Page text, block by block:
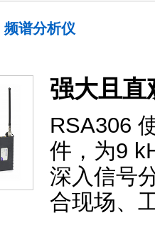
谱分析仪
强大且直
RSA306
件，为9
深入信号
合现场、